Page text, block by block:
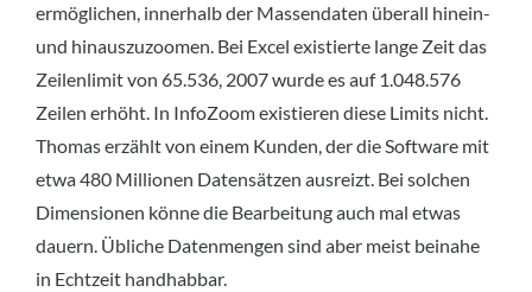
ermöglichen, innerhalb der Massendaten überall hinein-
und hinauszuzoomen. Bei Excel existierte lange Zeit das
Zeilenlimit von 65.536, 2007 wurde es auf 1.048.576
Zeilen erhöht. In InfoZoom existieren diese Limits nicht.
Thomas erzählt von einem Kunden, der die Software mit
etwa 480 Millionen Datensätzen ausreizt. Bei solchen
Dimensionen könne die Bearbeitung auch mal etwas
dauern. Übliche Datenmengen sind aber meist beinahe
in Echtzeit handhabbar.